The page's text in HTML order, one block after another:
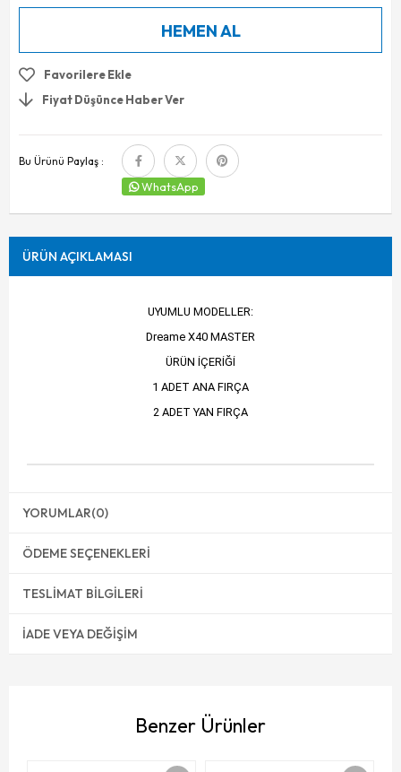
Favorilere Ekle
Fiyat Düşünce Haber Ver
Bu Ürünü Paylaş :
WhatsApp
ÜRÜN AÇIKLAMASI
UYUMLU MODELLER:
Dreame X40 MASTER
ÜRÜN İÇERİĞİ
1 ADET ANA FIRÇA
2 ADET YAN FIRÇA
YORUMLAR(0)
ÖDEME SEÇENEKLERI
TESLIMAT BILGILERI
İADE VEYA DEĞIŞIM
Benzer Ürünler